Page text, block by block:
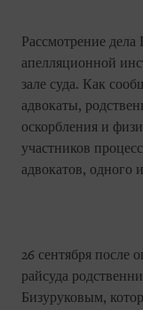
Рассмотрение дела
апелляционной
зале суда. Как
адвокаты,
оскорбления и
участников
адвокатов, одного
26 сентября после
райсуда
Бизуруковым,